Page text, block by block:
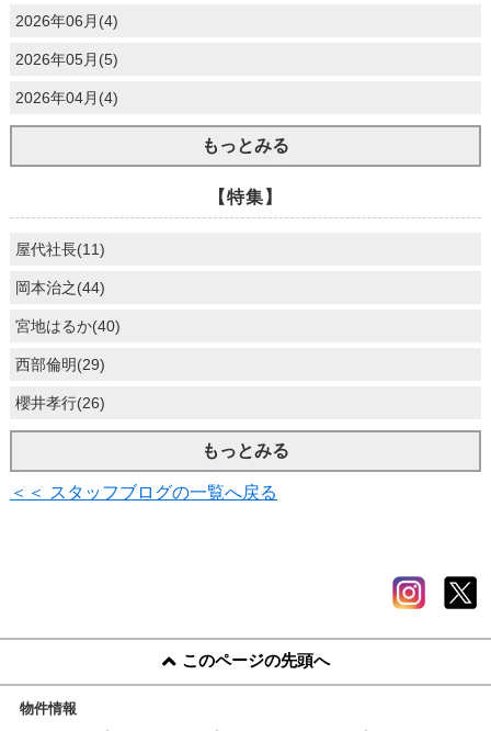
2026年06月(4)
2026年05月(5)
2026年04月(4)
もっとみる
【特集】
屋代社長(11)
岡本治之(44)
宮地はるか(40)
西部倫明(29)
櫻井孝行(26)
もっとみる
＜＜ スタッフブログの一覧へ戻る
このページの先頭へ
物件情報